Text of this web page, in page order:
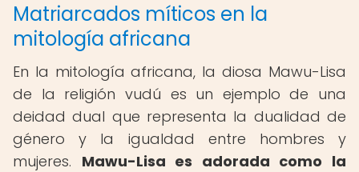
Matriarcados míticos en la
mitología africana
En la mitología africana, la diosa Mawu-Lisa
de la religión vudú es un ejemplo de una
deidad dual que representa la dualidad de
género y la igualdad entre hombres y
mujeres. Mawu-Lisa es adorada como la